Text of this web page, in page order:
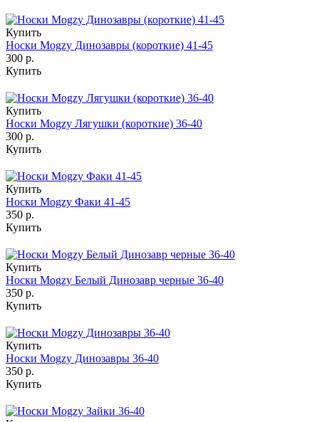
Купить
Носки Mogzy Динозавры (короткие) 41-45
300 р.
Купить
Купить
Носки Mogzy Лягушки (короткие) 36-40
300 р.
Купить
Купить
Носки Mogzy Факи 41-45
350 р.
Купить
Купить
Носки Mogzy Белый Динозавр черные 36-40
350 р.
Купить
Купить
Носки Mogzy Динозавры 36-40
350 р.
Купить